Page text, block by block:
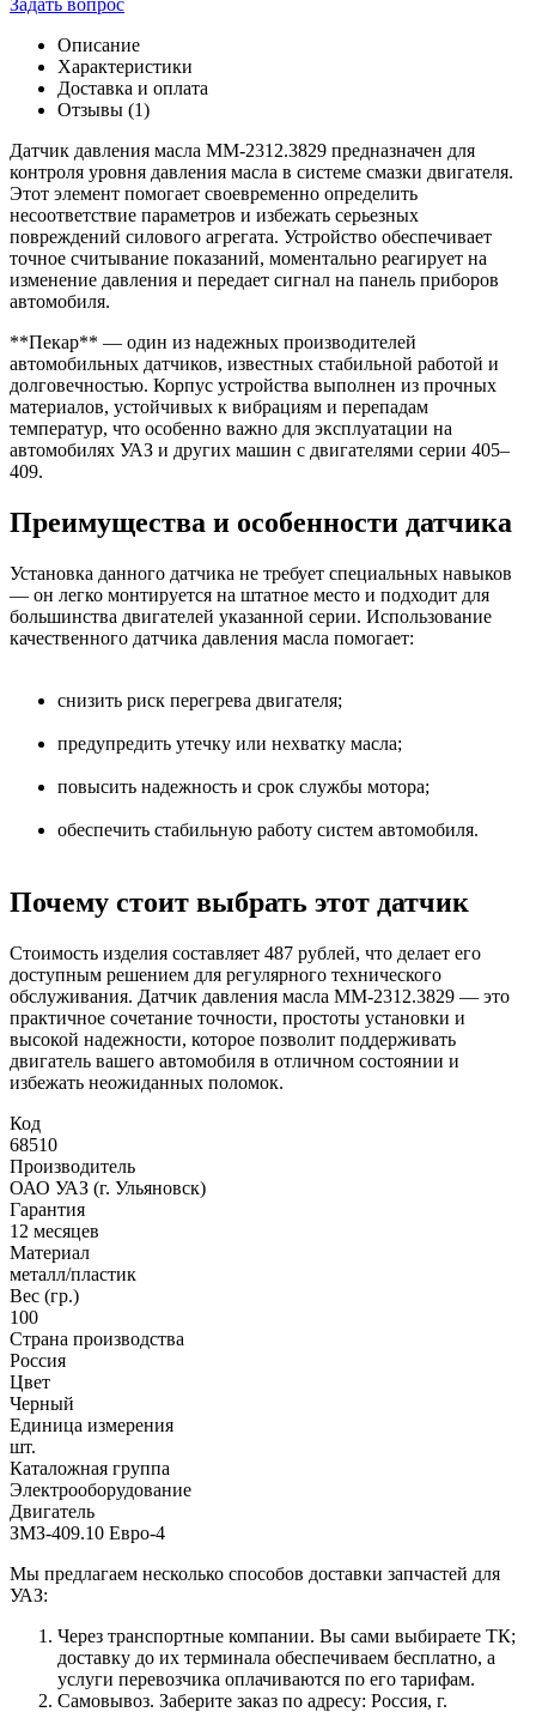
Датчик
давления
масла
ММ-2312.3829
405-
дв.
(Пекар)
штекер
Описание
Характеристики
Доставка и оплата
Отзывы (1)
Датчик давления масла ММ-2312.3829 предназначен для
контроля уровня давления масла в системе смазки двигателя.
Этот элемент помогает своевременно определить
несоответствие параметров и избежать серьезных
повреждений силового агрегата. Устройство обеспечивает
точное считывание показаний, моментально реагирует на
изменение давления и передает сигнал на панель приборов
автомобиля.
**Пекар** — один из надежных производителей
автомобильных датчиков, известных стабильной работой и
долговечностью. Корпус устройства выполнен из прочных
материалов, устойчивых к вибрациям и перепадам
температур, что особенно важно для эксплуатации на
автомобилях УАЗ и других машин с двигателями серии 405–
409.
Преимущества и особенности датчика
Установка данного датчика не требует специальных навыков
— он легко монтируется на штатное место и подходит для
большинства двигателей указанной серии. Использование
качественного датчика давления масла помогает:
снизить риск перегрева двигателя;
предупредить утечку или нехватку масла;
повысить надежность и срок службы мотора;
обеспечить стабильную работу систем автомобиля.
Почему стоит выбрать этот датчик
Стоимость изделия составляет 487 рублей, что делает его
доступным решением для регулярного технического
обслуживания. Датчик давления масла ММ-2312.3829 — это
практичное сочетание точности, простоты установки и
высокой надежности, которое позволит поддерживать
двигатель вашего автомобиля в отличном состоянии и
избежать неожиданных поломок.
Код
68510
Производитель
ОАО УАЗ (г. Ульяновск)
Гарантия
12 месяцев
Материал
металл/пластик
Вес (гр.)
100
Страна производства
Россия
Цвет
Черный
Единица измерения
шт.
Каталожная группа
Электрооборудование
Двигатель
ЗМЗ-409.10 Евро-4
Мы предлагаем несколько способов доставки запчастей для
УАЗ:
Через транспортные компании. Вы сами выбираете ТК;
доставку до их терминала обеспечиваем бесплатно, а
услуги перевозчика оплачиваются по его тарифам.
Самовывоз. Заберите заказ по адресу: Россия, г.